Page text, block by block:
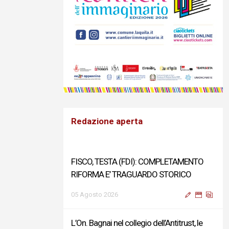
Redazione aperta
FISCO, TESTA (FDI): COMPLETAMENTO
RIFORMA E’ TRAGUARDO STORICO
05 Agosto 2026
L’On. Bagnai nel collegio dell’Antitrust, le